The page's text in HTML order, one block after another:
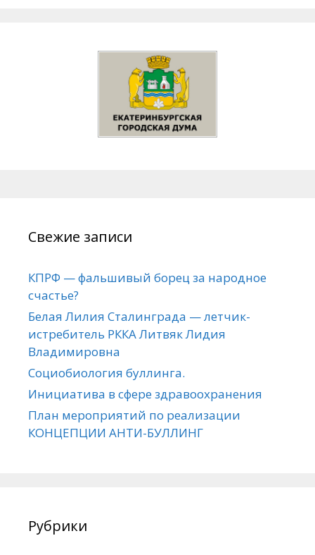
Свежие записи
КПРФ — фальшивый борец за народное
счастье?
Белая Лилия Сталинграда — летчик-
истребитель РККА Литвяк Лидия
Владимировна
Социобиология буллинга.
Инициатива в сфере здравоохранения
План мероприятий по реализации
КОНЦЕПЦИИ АНТИ-БУЛЛИНГ
Рубрики